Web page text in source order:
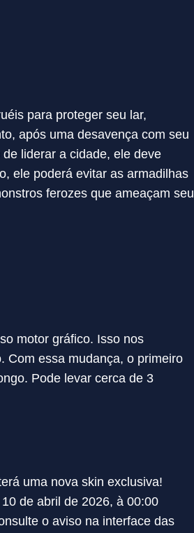
para proteger seu lar,
após uma desavença com seu
liderar a cidade, ele deve
ele poderá evitar as armadilhas
ferozes que ameaçam seu
motor gráfico. Isso nos
Com essa mudança, o primeiro
Pode levar cerca de 3
uma nova skin exclusiva!
de abril de 2026, à 00:00
o aviso na interface das